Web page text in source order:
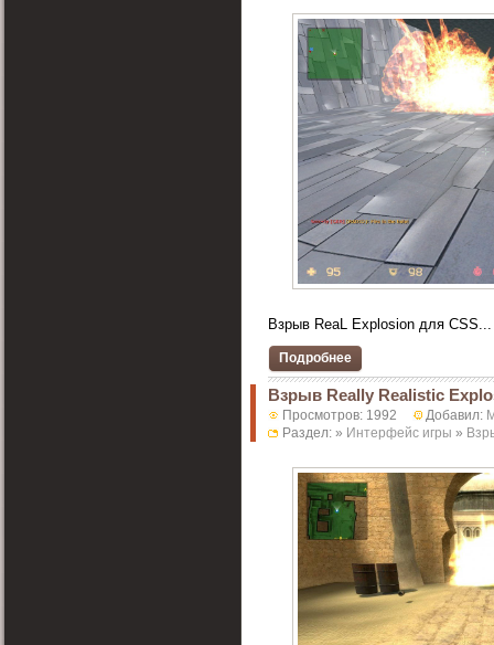
Взрыв ReaL Explosion для CSS...
Подробнее
Взрыв Really Realistic
Просмотров: 1992 Добавил:
Раздел: » Интерфейс игры »